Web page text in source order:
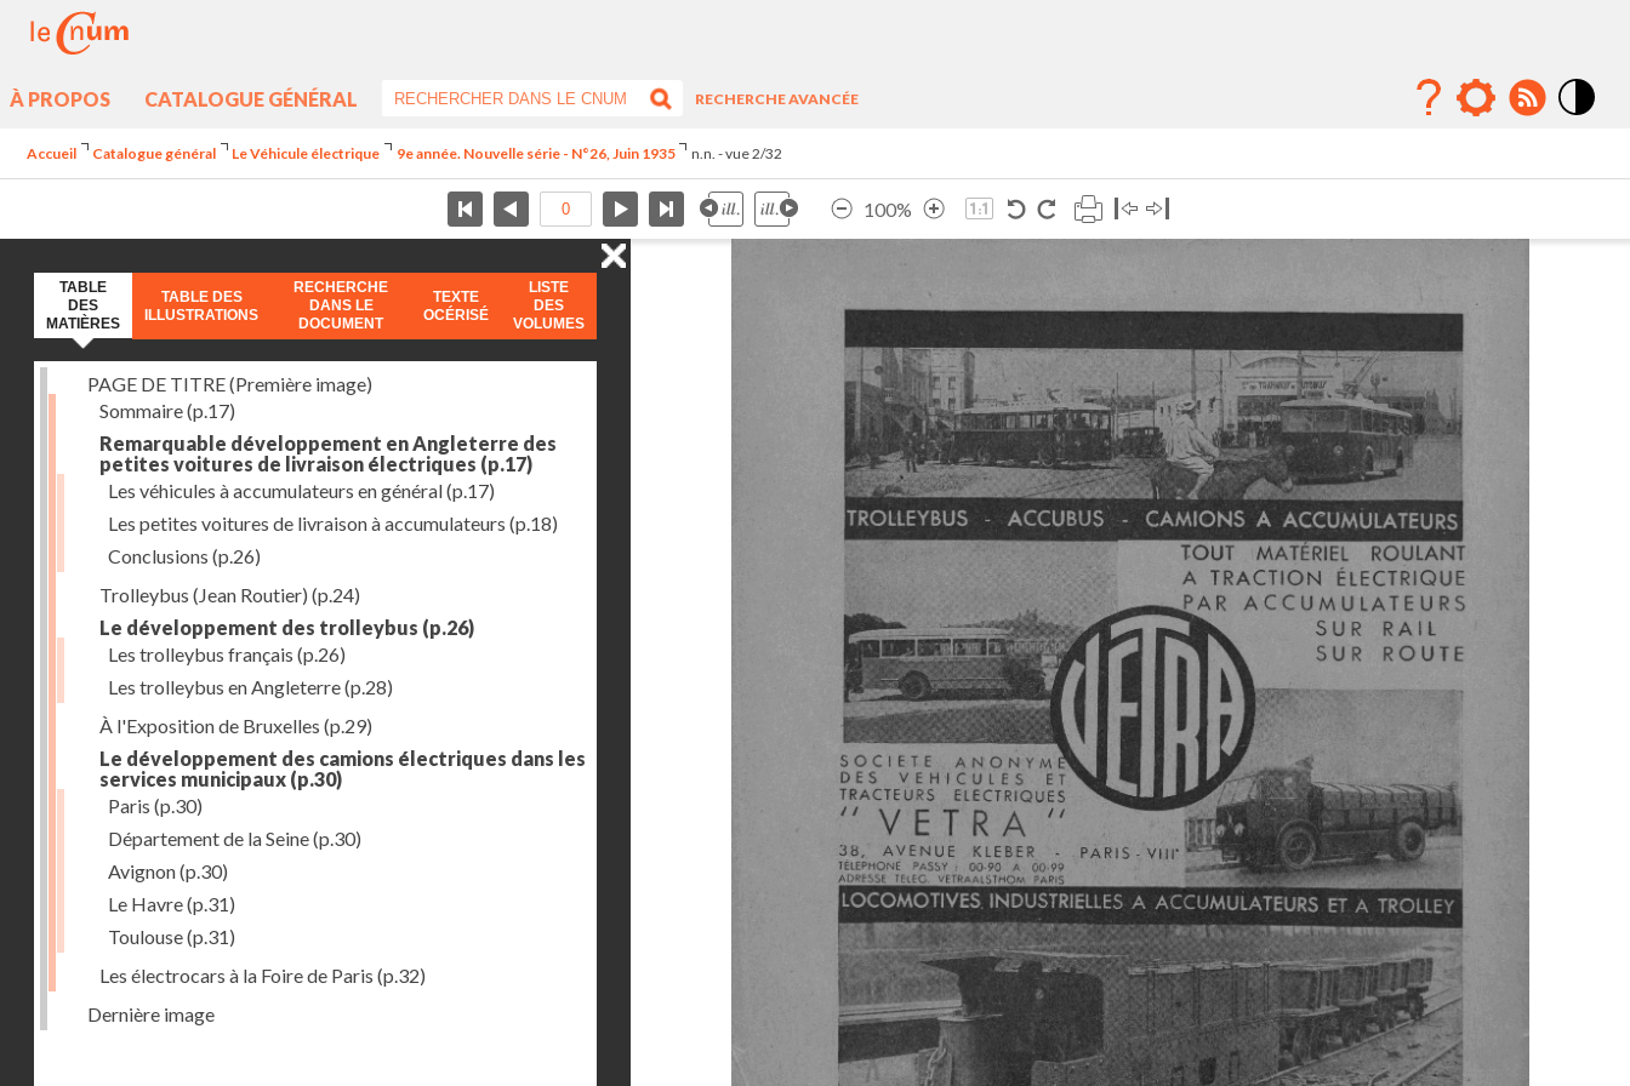
À PROPOS CATALOGUE GÉNÉRAL
RECHERCHE AVANCÉE
Accueil Catalogue général Le Véhicule électrique 9e année. Nouvelle série - N°26, Juin 1935 n.n. - vue 2/32
100%
TABLE
DES
MATIÈRES
TABLE DES
ILLUSTRATIONS
RECHERCHE
DANS LE
DOCUMENT
TEXTE
OCÉRISÉ
LISTE
DES
VOLUMES
PAGE DE TITRE (Première image)
Sommaire(p.17)
Remarquable développement en Angleterre des
petites voitures de livraison électriques (p.17)
Les véhicules à accumulateurs en général(p.17)
Les petites voitures de livraison à accumulateurs (p.18)
Conclusions (p.26)
Trolleybus (Jean Routier) (p.24)
Le développement des trolleybus (p.26)
Les trolleybus français (p.26)
Les trolleybus en Angleterre(p.28)
À l'Exposition de Bruxelles (p.29)
Le développement des camions électriques dans les
services municipaux (p.30)
Paris (p.30)
Département de la Seine(p.30)
Avignon(p.30)
Le Havre(p.31)
Toulouse(p.31)
Les électrocars à la Foire de Paris (p.32)
Dernière image